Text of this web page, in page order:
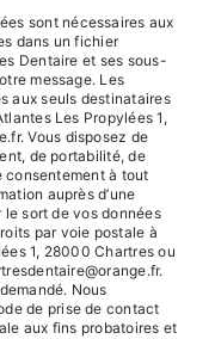
sont nécessaires aux
dans un fichier
Dentaire et ses sous-
message. Les
aux seuls destinataires
Les Propylées 1,
Vous disposez de
de portabilité, de
consentement à tout
auprès d’une
le sort de vos données
par voie postale à
1, 28000 Chartres ou
Nous
de prise de contact
aux fins probatoires et